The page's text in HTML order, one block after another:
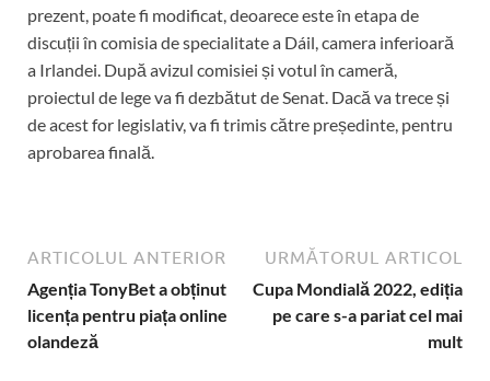
prezent, poate fi modificat, deoarece este în etapa de
discuții în comisia de specialitate a Dáil, camera inferioară
a Irlandei. După avizul comisiei și votul în cameră,
proiectul de lege va fi dezbătut de Senat. Dacă va trece și
de acest for legislativ, va fi trimis către președinte, pentru
aprobarea finală.
ARTICOLUL ANTERIOR
Agenția TonyBet a obținut
licența pentru piața online
olandeză
URMĂTORUL ARTICOL
Cupa Mondială 2022, ediția
pe care s-a pariat cel mai
mult